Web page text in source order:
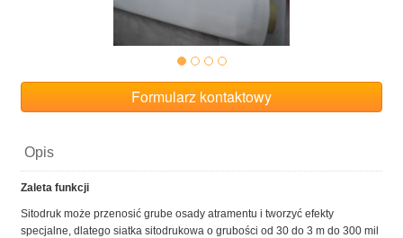
Formularz kontaktowy
Opis
Zaleta funkcji
Sitodruk może przenosić grube osady atramentu i tworzyć efekty
specjalne, dlatego siatka sitodrukowa o grubości od 30 do 3 m do 300 mil